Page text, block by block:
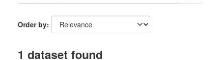
Order by
1 dataset found